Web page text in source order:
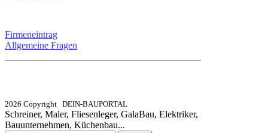
Firmeneintrag
Allgemeine Fragen
2026 Copyright DEIN-BAUPORTAL
Schreiner, Maler, Fliesenleger, GalaBau, Elektriker,
Bauunternehmen, Küchenbau...